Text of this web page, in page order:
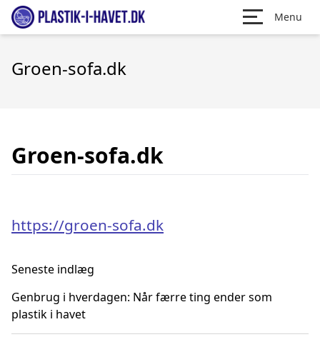
Menu
Groen-sofa.dk
Groen-sofa.dk
https://groen-sofa.dk
Seneste indlæg
Genbrug i hverdagen: Når færre ting ender som
plastik i havet